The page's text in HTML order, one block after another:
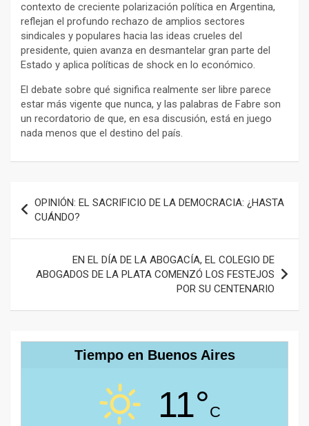
contexto de creciente polarización política en Argentina,
reflejan el profundo rechazo de amplios sectores
sindicales y populares hacia las ideas crueles del
presidente, quien avanza en desmantelar gran parte del
Estado y aplica políticas de shock en lo económico.
El debate sobre qué significa realmente ser libre parece
estar más vigente que nunca, y las palabras de Fabre son
un recordatorio de que, en esa discusión, está en juego
nada menos que el destino del país.
Navegación
de
entradas
OPINIÓN: EL SACRIFICIO DE LA DEMOCRACIA: ¿HASTA
CUÁNDO?
EN EL DÍA DE LA ABOGACÍA, EL COLEGIO DE
ABOGADOS DE LA PLATA COMENZÓ LOS FESTEJOS
POR SU CENTENARIO
Tiempo en Buenos Aires
11°C